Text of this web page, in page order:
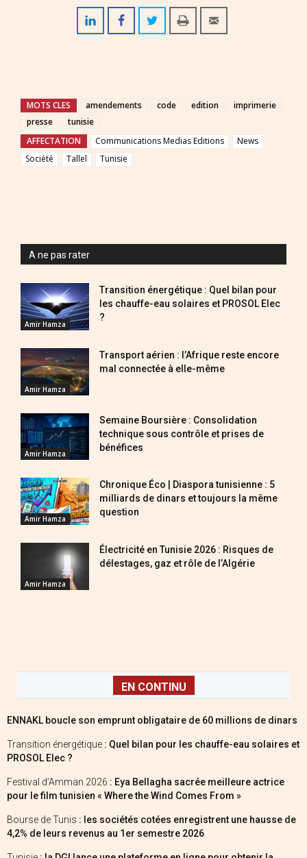
MOTS CLES amendements code edition
imprimerie
presse
tunisie
AFFECTATION
Communications Medias Editions
News
Société
Tallel Tunisie
A ne pas rater
Amir Hamza
Transition énergétique : Quel bilan pour
les chauffe-eau solaires et PROSOL Elec
?
Amir Hamza
Transport aérien : l’Afrique reste encore
mal connectée à elle-même
Amir Hamza
Semaine Boursière : Consolidation
technique sous contrôle et prises de
bénéfices
Amir Hamza
Chronique Éco | Diaspora tunisienne : 5
milliards de dinars et toujours la même
question
Amir Hamza
Électricité en Tunisie 2026 : Risques de
délestages, gaz et rôle de l’Algérie
EN CONTINU
ENNAKL boucle son emprunt obligataire de 60 millions de dinars
Transition énergétique : Quel bilan pour les chauffe-eau solaires et
PROSOL Elec ?
Festival d’Amman 2026 : Eya Bellagha sacrée meilleure actrice
pour le film tunisien « Where the Wind Comes From »
Bourse de Tunis : les sociétés cotées enregistrent une hausse de
4,2% de leurs revenus au 1er semestre 2026